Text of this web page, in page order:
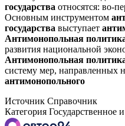
государства относятся: во-
Основным инструментом
государства выступает
Антимонопольная
развития национальной
Антимонопольная
систему мер, направленных
антимонопольного
Источник Справочник
Категория Государственное